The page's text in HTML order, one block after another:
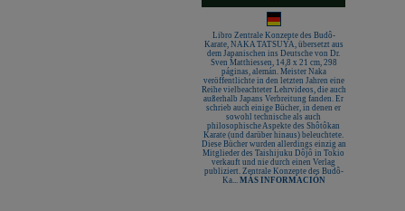
Libro Zentrale Konzepte des Budô-
Karate, NAKA TATSUYA, übersetzt aus
dem Japanischen ins Deutsche von Dr.
Sven Matthiessen, 14,8 x 21 cm, 298
páginas, alemán. Meister Naka
veröffentlichte in den letzten Jahren eine
Reihe vielbeachteter Lehrvideos, die auch
außerhalb Japans Verbreitung fanden. Er
schrieb auch einige Bücher, in denen er
sowohl technische als auch
philosophische Aspekte des Shôtôkan
Karate (und darüber hinaus) beleuchtete.
Diese Bücher wurden allerdings einzig an
Mitglieder des Taishijuku Dôjô in Tokio
verkauft und nie durch einen Verlag
publiziert. Zentrale Konzepte des Budô-
Ka... MÁS INFORMACIÓN